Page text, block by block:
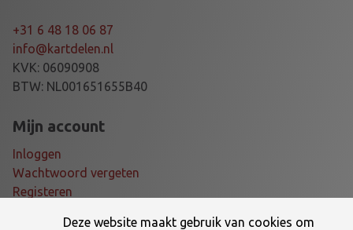
Deze website maakt gebruik van cookies om
+31 6 48 18 06 87
info@kartdelen.nl
KVK: 06090908
BTW: NL001651655B40
Mijn account
Inloggen
Wachtwoord vergeten
Registeren